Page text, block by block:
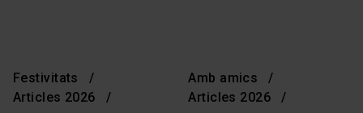
Festivitats
Articles 2026
Amb amics
Articles 2026